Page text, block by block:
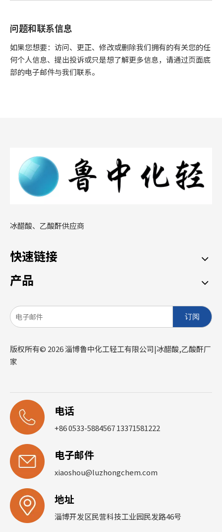
问题和联系信息
如果您想要：访问、更正、修改或删除我们拥有的有关您的任
何个人信息、提出投诉或只是想了解更多信息，请通过页面底
部的电子邮件与我们联系。
冰醋酸、乙酸酐供应商
快速链接
产品
订阅
版权所有© 2026淄博鲁中化工轻工有限公司|冰醋酸,乙酸酐厂
家
电话
+86 0533-5884567 13371581222
电子邮件
xiaoshou@luzhongchem.com
地址
淄博开发区民营科技工业园民发路46号